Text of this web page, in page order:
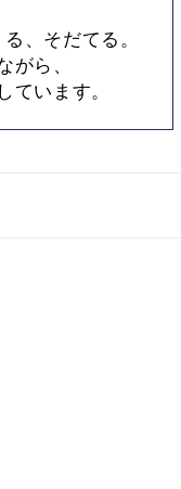
、そだてる。
がら、
ています。